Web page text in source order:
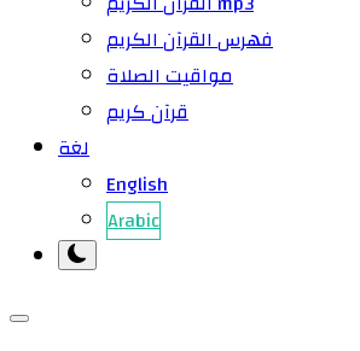
فهرس القرآن الكريم
مواقيت الصلاة
قرآن كريم
لغة
English
Arabic